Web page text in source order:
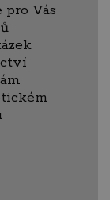
pro Vás